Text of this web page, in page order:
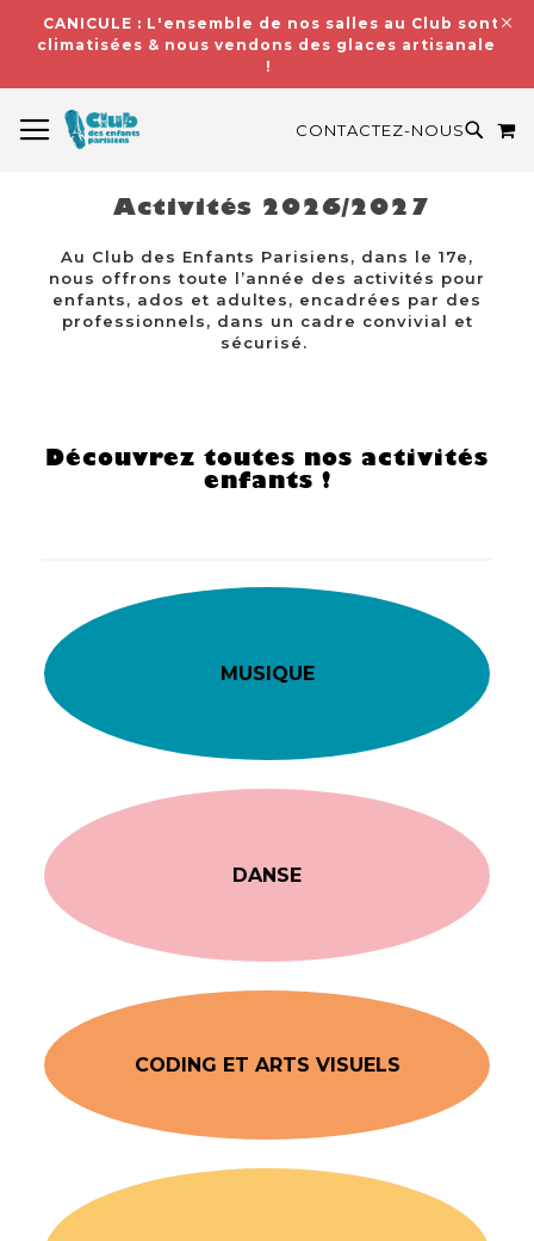
CANICULE : L'ensemble de nos salles au Club sont
climatisées & nous vendons des glaces artisanales
!
CONTACTEZ-NOUS
Activités 2026/2027
Au Club des Enfants Parisiens, dans le 17e,
nous offrons toute l’année des activités pour
enfants, ados et adultes, encadrées par des
professionnels, dans un cadre convivial et
sécurisé.
Découvrez toutes nos activités
enfants !
MUSIQUE
DANSE
CODING ET ARTS VISUELS